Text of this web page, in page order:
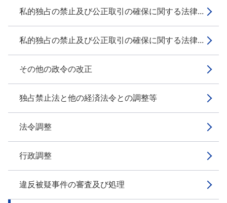
私的独占の禁止及び公正取引の確保に関する法律...
私的独占の禁止及び公正取引の確保に関する法律...
その他の政令の改正
独占禁止法と他の経済法令との調整等
法令調整
行政調整
違反被疑事件の審査及び処理